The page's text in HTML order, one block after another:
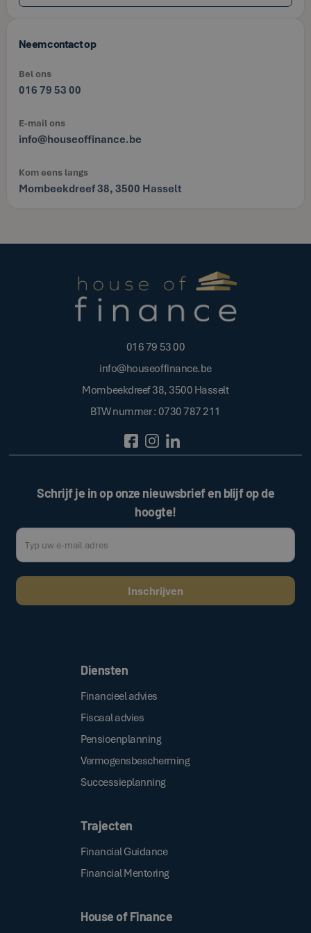
Neem contact op
Bel ons
016 79 53 00
E-mail ons
info@houseoffinance.be
Kom eens langs
Mombeekdreef 38, 3500 Hasselt
016 79 53 00
info@houseoffinance.be
Mombeekdreef 38, 3500 Hasselt
BTW nummer : 0730 787 211
Schrijf je in op onze nieuwsbrief en blijf op de
hoogte!
Diensten
Financieel advies
Fiscaal advies
Pensioenplanning
Vermogensbescherming
Successieplanning
Trajecten
Financial Guidance
Financial Mentoring
House of Finance